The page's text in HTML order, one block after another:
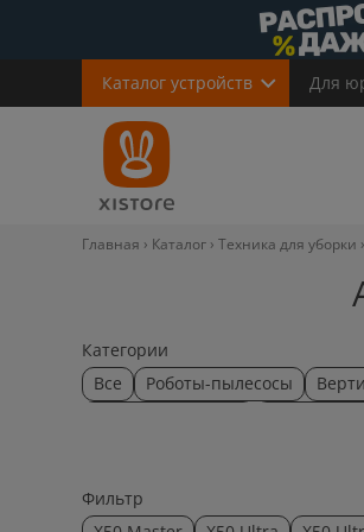
Каталог устройств Для
Главная Каталог Техника для уборки
Категории
Все
Роботы-пылесосы
Фильтр